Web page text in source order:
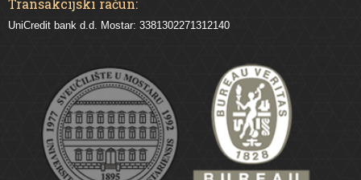
Transakcijski račun:
UniCredit bank d.d. Mostar: 3381302271312140